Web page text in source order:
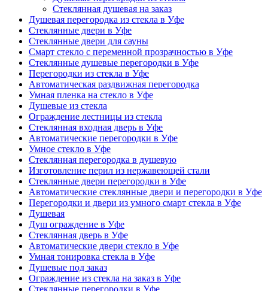
Стеклянная душевая на заказ
Душевая перегородка из стекла в Уфе
Стеклянные двери в Уфе
Стеклянные двери для сауны
Смарт стекло с переменной прозрачностью в Уфе
Стеклянные душевые перегородки в Уфе
Перегородки из стекла в Уфе
Автоматическая раздвижная перегородка
Умная пленка на стекло в Уфе
Душевые из стекла
Ограждение лестницы из стекла
Стеклянная входная дверь в Уфе
Автоматические перегородки в Уфе
Умное стекло в Уфе
Стеклянная перегородка в душевую
Изготовление перил из нержавеющей стали
Стеклянные двери перегородки в Уфе
Автоматические стеклянные двери и перегородки в Уфе
Перегородки и двери из умного смарт стекла в Уфе
Душевая
Душ ограждение в Уфе
Стеклянная дверь в Уфе
Автоматические двери стекло в Уфе
Умная тонировка стекла в Уфе
Душевые под заказ
Ограждение из стекла на заказ в Уфе
Стеклянные перегородки в Уфе